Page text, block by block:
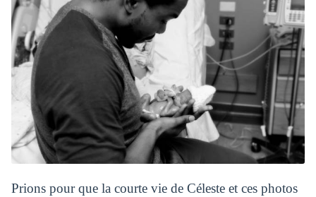
Prions pour que la courte vie de Céleste et ces photos